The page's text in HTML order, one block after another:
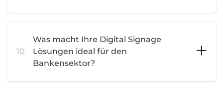
10
Was macht Ihre Digital Signage
Lösungen ideal für den
Bankensektor?